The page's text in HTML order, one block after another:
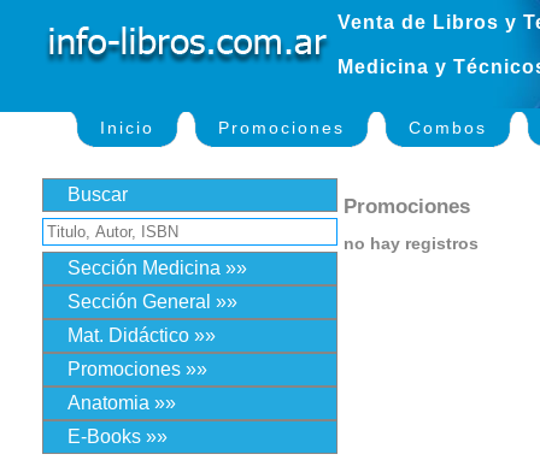
Venta de Libros y
Medicina y
Inicio Promociones Combos
Buscar
Sección Medicina »»
Sección General »»
Mat. Didáctico »»
Promociones »»
Anatomia »»
E-Books »»
Promociones
no hay registros